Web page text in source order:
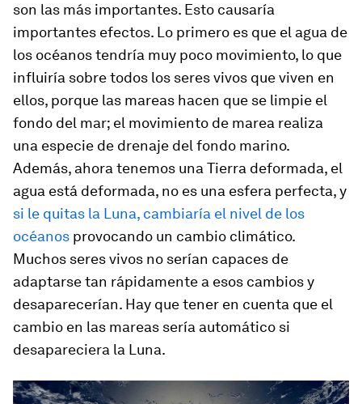
son las más importantes. Esto causaría
importantes efectos. Lo primero es que el agua de
los océanos tendría muy poco movimiento, lo que
influiría sobre todos los seres vivos que viven en
ellos, porque las mareas hacen que se limpie el
fondo del mar; el movimiento de marea realiza
una especie de drenaje del fondo marino.
Además, ahora tenemos una Tierra deformada, el
agua está deformada, no es una esfera perfecta, y
si le quitas la Luna, cambiaría el nivel de los
océanos provocando un cambio climático.
Muchos seres vivos no serían capaces de
adaptarse tan rápidamente a esos cambios y
desaparecerían. Hay que tener en cuenta que el
cambio en las mareas sería automático si
desapareciera la Luna.